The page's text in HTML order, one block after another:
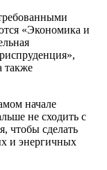
«Экономика и
также
начале
не сходить с
чтобы сделать
и энергичных